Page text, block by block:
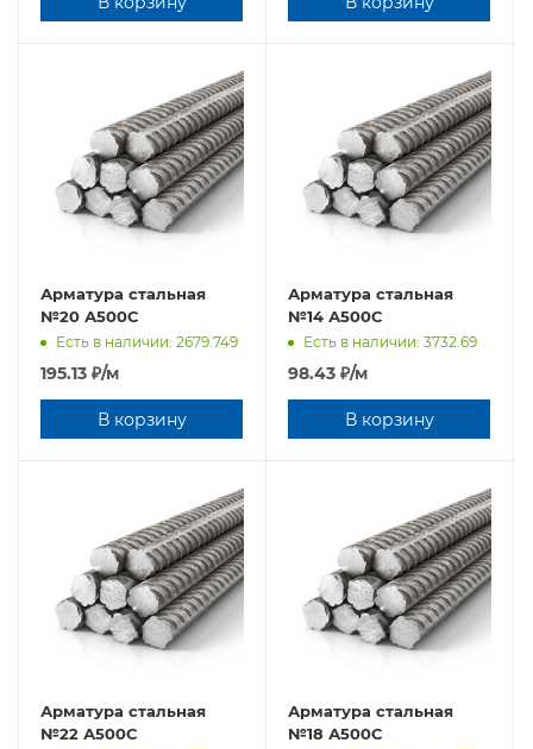
Арматура стальная
№20 А500С
Есть в наличии: 2679.749
195.13 ₽/м
В корзину
Арматура стальная
№14 А500С
Есть в наличии: 3732.69
98.43 ₽/м
В корзину
Арматура стальная
№22 А500С
Арматура стальная
№18 А500С